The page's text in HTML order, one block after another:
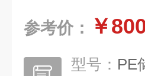
参考价： ￥
型号： PE